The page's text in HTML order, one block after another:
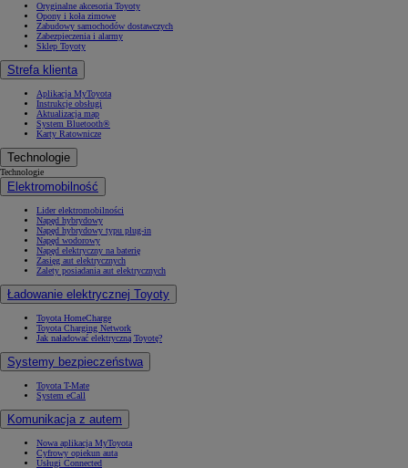
Oryginalne akcesoria Toyoty
Opony i koła zimowe
Zabudowy samochodów dostawczych
Zabezpieczenia i alarmy
Sklep Toyoty
Strefa klienta
Aplikacja MyToyota
Instrukcje obsługi
Aktualizacja map
System Bluetooth®
Karty Ratownicze
Technologie
Technologie
Elektromobilność
Lider elektromobilności
Napęd hybrydowy
Napęd hybrydowy typu plug-in
Napęd wodorowy
Napęd elektryczny na baterię
Zasięg aut elektrycznych
Zalety posiadania aut elektrycznych
Ładowanie elektrycznej Toyoty
Toyota HomeCharge
Toyota Charging Network
Jak naładować elektryczną Toyotę?
Systemy bezpieczeństwa
Toyota T-Mate
System eCall
Komunikacja z autem
Nowa aplikacja MyToyota
Cyfrowy opiekun auta
Usługi Connected